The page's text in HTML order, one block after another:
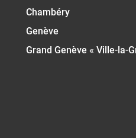
Chambéry
Genève
Grand Genève « Ville-la-